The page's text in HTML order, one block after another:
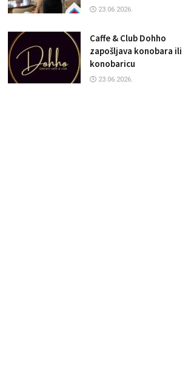
23.06.2026.
Caffe & Club Dohho
zapošljava konobara ili
konobaricu
23.06.2026.